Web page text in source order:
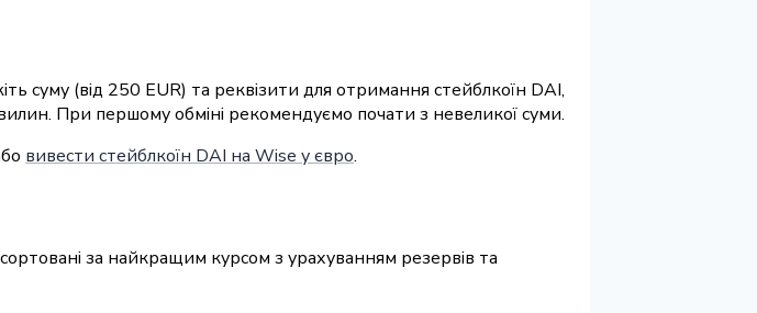
суму (від 250 EUR) та реквізити для отримання стейблкоїн DAI,
При першому обміні рекомендуємо почати з невеликої суми.
вивести стейблкоїн DAI на Wise у євро.
за найкращим курсом з урахуванням резервів та